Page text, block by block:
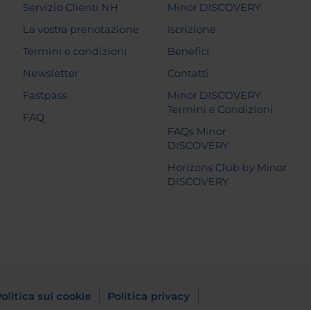
Servizio Clienti NH
La vostra prenotazione
Termini e condizioni
Newsletter
Fastpass
FAQ
Minor DISCOVERY
Iscrizione
Benefici
Contatti
Minor DISCOVERY
Termini e Condizioni
FAQs Minor
DISCOVERY
Horizons Club by Minor
DISCOVERY
sui cookie Politica privacy